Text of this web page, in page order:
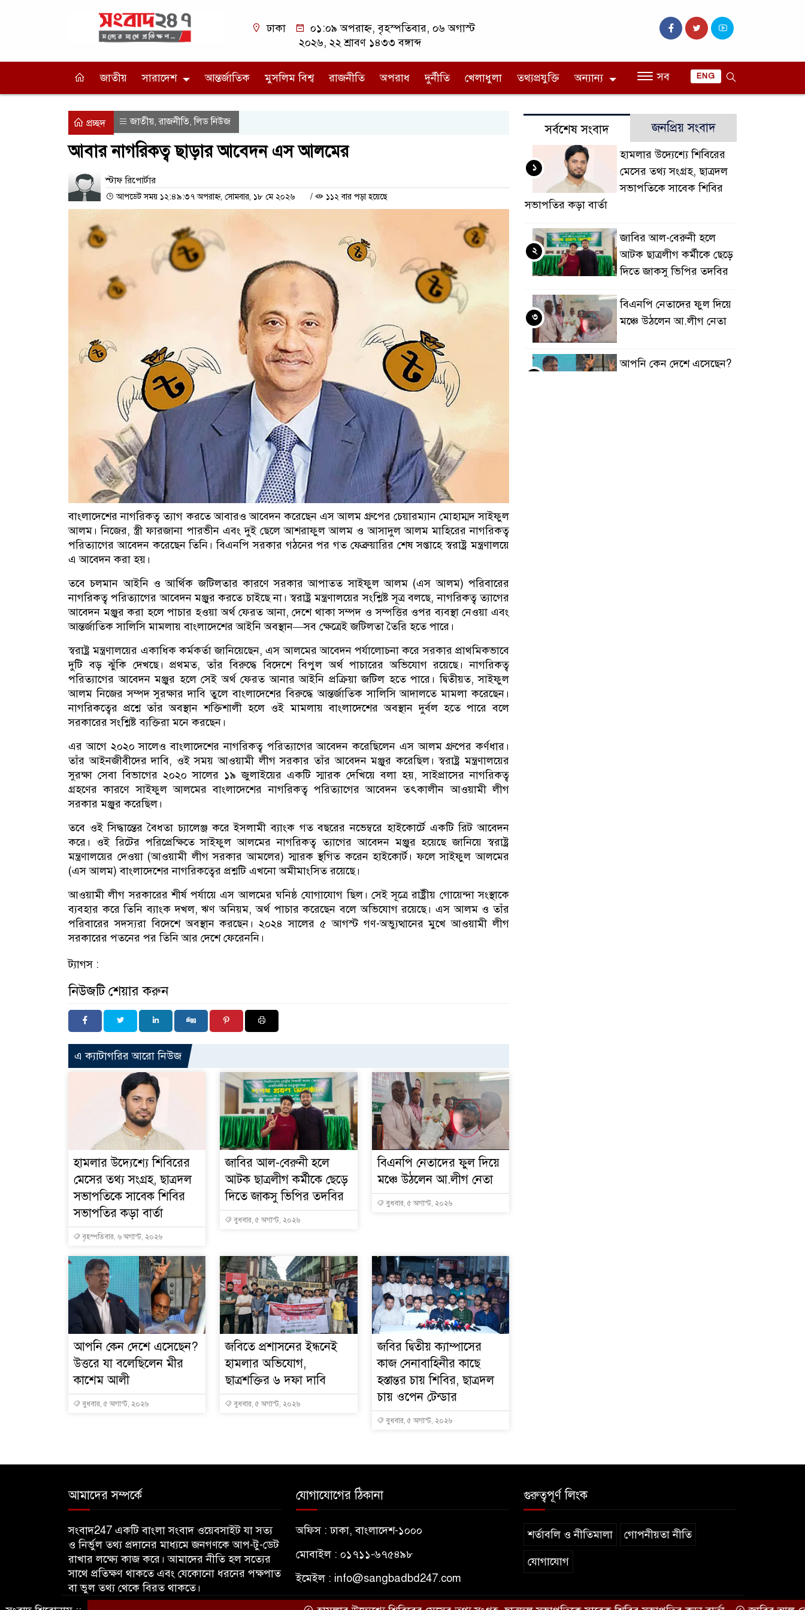
ঢাকা
০১:০৯ অপরাহ্ন, বৃহস্পতিবার, ০৬ অগাস্ট
২০২৬, ২২ শ্রাবণ ১৪৩৩ বঙ্গাব্দ
জাতীয় সারাদেশ আন্তর্জাতিক মুসলিম বিশ্ব রাজনীতি অপরাধ দুর্নীতি খেলাধুলা তথ্যপ্রযুক্তি অন্যান্য সব ENG
প্রচ্ছদ জাতীয়,রাজনীতি,লিড নিউজ
আবার নাগরিকত্ব ছাড়ার আবেদন এস আলমের
স্টাফ রিপোর্টার
আপডেট সময় ১২:৪৯:৩৭ অপরাহ্ন, সোমবার, ১৮ মে ২০২৬ / ১১২ বার পড়া হয়েছে
বাংলাদেশের নাগরিকত্ব ত্যাগ করতে আবারও আবেদন করেছেন এস আলম গ্রুপের চেয়ারম্যান মোহাম্মদ সাইফুল
আলম। নিজের, স্ত্রী ফারজানা পারভীন এবং দুই ছেলে আশরাফুল আলম ও আসাদুল আলম মাহিরের নাগরিকত্ব
পরিত্যাগের আবেদন করেছেন তিনি। বিএনপি সরকার গঠনের পর গত ফেব্রুয়ারির শেষ সপ্তাহে স্বরাষ্ট্র মন্ত্রণালয়ে
এ আবেদন করা হয়।
তবে চলমান আইনি ও আর্থিক জটিলতার কারণে সরকার আপাতত সাইফুল আলম (এস আলম) পরিবারের
নাগরিকত্ব পরিত্যাগের আবেদন মঞ্জুর করতে চাইছে না। স্বরাষ্ট্র মন্ত্রণালয়ের সংশ্লিষ্ট সূত্র বলছে, নাগরিকত্ব ত্যাগের
আবেদন মঞ্জুর করা হলে পাচার হওয়া অর্থ ফেরত আনা, দেশে থাকা সম্পদ ও সম্পত্তির ওপর ব্যবস্থা নেওয়া এবং
আন্তর্জাতিক সালিসি মামলায় বাংলাদেশের আইনি অবস্থান—সব ক্ষেত্রেই জটিলতা তৈরি হতে পারে।
স্বরাষ্ট্র মন্ত্রণালয়ের একাধিক কর্মকর্তা জানিয়েছেন, এস আলমের আবেদন পর্যালোচনা করে সরকার প্রাথমিকভাবে
দুটি বড় ঝুঁকি দেখছে। প্রথমত, তাঁর বিরুদ্ধে বিদেশে বিপুল অর্থ পাচারের অভিযোগ রয়েছে। নাগরিকত্ব
পরিত্যাগের আবেদন মঞ্জুর হলে সেই অর্থ ফেরত আনার আইনি প্রক্রিয়া জটিল হতে পারে। দ্বিতীয়ত, সাইফুল
আলম নিজের সম্পদ সুরক্ষার দাবি তুলে বাংলাদেশের বিরুদ্ধে আন্তর্জাতিক সালিসি আদালতে মামলা করেছেন।
নাগরিকত্বের প্রশ্নে তাঁর অবস্থান শক্তিশালী হলে ওই মামলায় বাংলাদেশের অবস্থান দুর্বল হতে পারে বলে
সরকারের সংশ্লিষ্ট ব্যক্তিরা মনে করছেন।
এর আগে ২০২০ সালেও বাংলাদেশের নাগরিকত্ব পরিত্যাগের আবেদন করেছিলেন এস আলম গ্রুপের কর্ণধার।
তাঁর আইনজীবীদের দাবি, ওই সময় আওয়ামী লীগ সরকার তাঁর আবেদন মঞ্জুর করেছিল। স্বরাষ্ট্র মন্ত্রণালয়ের
সুরক্ষা সেবা বিভাগের ২০২০ সালের ১৯ জুলাইয়ের একটি স্মারক দেখিয়ে বলা হয়, সাইপ্রাসের নাগরিকত্ব
গ্রহণের কারণে সাইফুল আলমের বাংলাদেশের নাগরিকত্ব পরিত্যাগের আবেদন তৎকালীন আওয়ামী লীগ
সরকার মঞ্জুর করেছিল।
তবে ওই সিদ্ধান্তের বৈধতা চ্যালেঞ্জ করে ইসলামী ব্যাংক গত বছরের নভেম্বরে হাইকোর্টে একটি রিট আবেদন
করে। ওই রিটের পরিপ্রেক্ষিতে সাইফুল আলমের নাগরিকত্ব ত্যাগের আবেদন মঞ্জুর হয়েছে জানিয়ে স্বরাষ্ট্র
মন্ত্রণালয়ের দেওয়া (আওয়ামী লীগ সরকার আমলের) স্মারক স্থগিত করেন হাইকোর্ট। ফলে সাইফুল আলমের
(এস আলম) বাংলাদেশের নাগরিকত্বের প্রশ্নটি এখনো অমীমাংসিত রয়েছে।
আওয়ামী লীগ সরকারের শীর্ষ পর্যায়ে এস আলমের ঘনিষ্ঠ যোগাযোগ ছিল। সেই সূত্রে রাষ্ট্রীয় গোয়েন্দা সংস্থাকে
ব্যবহার করে তিনি ব্যাংক দখল, ঋণ অনিয়ম, অর্থ পাচার করেছেন বলে অভিযোগ রয়েছে। এস আলম ও তাঁর
পরিবারের সদস্যরা বিদেশে অবস্থান করছেন। ২০২৪ সালের ৫ আগস্ট গণ-অভ্যুত্থানের মুখে আওয়ামী লীগ
সরকারের পতনের পর তিনি আর দেশে ফেরেননি।
ট্যাগস :
নিউজটি শেয়ার করুন
এ ক্যাটাগরির আরো নিউজ
হামলার উদ্যেশ্যে শিবিরের
মেসের তথ্য সংগ্রহ, ছাত্রদল
সভাপতিকে সাবেক শিবির
সভাপতির কড়া বার্তা
বৃহস্পতিবার, ৬ অগাস্ট, ২০২৬
জাবির আল-বেরুনী হলে
আটক ছাত্রলীগ কর্মীকে ছেড়ে
দিতে জাকসু ভিপির তদবির
বুধবার, ৫ অগাস্ট, ২০২৬
বিএনপি নেতাদের ফুল দিয়ে
মঞ্চে উঠলেন আ.লীগ নেতা
বুধবার, ৫ অগাস্ট, ২০২৬
আপনি কেন দেশে এসেছেন?
উত্তরে যা বলেছিলেন মীর
কাশেম আলী
বুধবার, ৫ অগাস্ট, ২০২৬
জবিতে প্রশাসনের ইন্ধনেই
হামলার অভিযোগ,
ছাত্রশক্তির ৬ দফা দাবি
বুধবার, ৫ অগাস্ট, ২০২৬
জবির দ্বিতীয় ক্যাম্পাসের
কাজ সেনাবাহিনীর কাছে
হস্তান্তর চায় শিবির, ছাত্রদল
চায় ওপেন টেন্ডার
বুধবার, ৫ অগাস্ট, ২০২৬
সর্বশেষ সংবাদ জনপ্রিয় সংবাদ
হামলার উদ্যেশ্যে শিবিরের
মেসের তথ্য সংগ্রহ, ছাত্রদল
সভাপতিকে সাবেক শিবির
সভাপতির কড়া বার্তা
১
জাবির আল-বেরুনী হলে
আটক ছাত্রলীগ কর্মীকে ছেড়ে
দিতে জাকসু ভিপির তদবির
২
বিএনপি নেতাদের ফুল দিয়ে
মঞ্চে উঠলেন আ.লীগ নেতা
৩
আপনি কেন দেশে এসেছেন?
আমাদের সম্পর্কে
সংবাদ247 একটি বাংলা সংবাদ ওয়েবসাইট যা সত্য
ও নির্ভুল তথ্য প্রদানের মাধ্যমে জনগণকে আপ-টু-ডেট
রাখার লক্ষ্যে কাজ করে। আমাদের নীতি হল সত্যের
সাথে প্রতিক্ষণ থাকতে এবং যেকোনো ধরনের পক্ষপাত
বা ভুল তথ্য থেকে বিরত থাকতে।
যোগাযোগের ঠিকানা
অফিস : ঢাকা, বাংলাদেশ-১০০০
মোবাইল : ০১৭১১-৬৭৫৪৯৮
ইমেইল : info@sangbadbd247.com
গুরুত্বপূর্ণ লিংক
শর্তাবলি ও নীতিমালা গোপনীয়তা নীতি
যোগাযোগ